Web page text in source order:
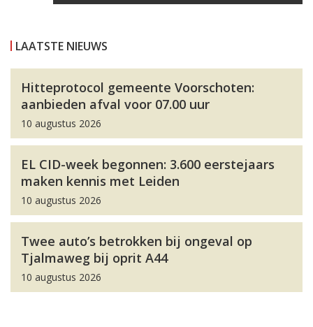
LAATSTE NIEUWS
Hitteprotocol gemeente Voorschoten:
aanbieden afval voor 07.00 uur
10 augustus 2026
EL CID-week begonnen: 3.600 eerstejaars
maken kennis met Leiden
10 augustus 2026
Twee auto’s betrokken bij ongeval op
Tjalmaweg bij oprit A44
10 augustus 2026